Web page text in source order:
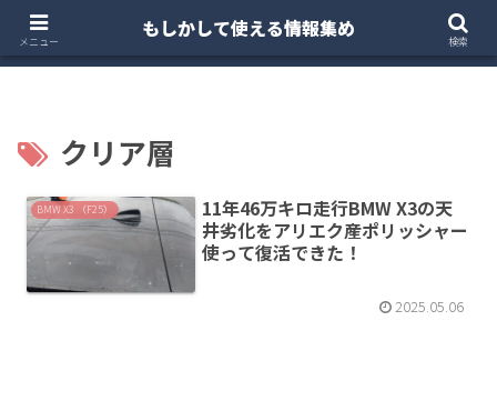
ホーム 注文住宅
クリア層
BMW X3 （F25）
11年46万キロ走行BMW X3の天
井劣化をアリエク産ポリッシャー
使って復活できた！
2025.05.06
メニュー
もしかして使える情報集め
検索